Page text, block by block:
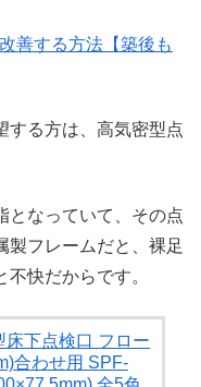
善する方法【築後も
する方は、高気密型点
となっていて、その点
製フレームだと、裸足
快だからです。
下点検口 フロー
合わせ用 SPF-